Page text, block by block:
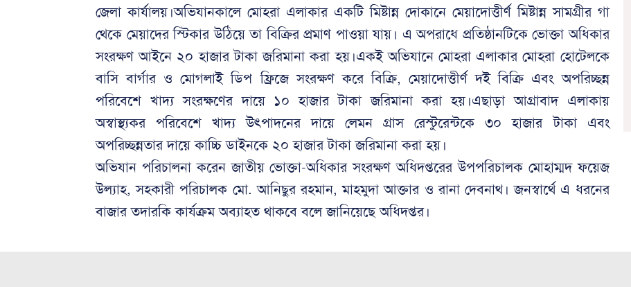
জেলা কার্যালয়।অভিযানকালে মোহরা এলাকার একটি মিষ্টান্ন দোকানে মেয়াদোত্তীর্ণ মিষ্টান্ন সামগ্রীর গা
থেকে মেয়াদের স্টিকার উঠিয়ে তা বিক্রির প্রমাণ পাওয়া যায়। এ অপরাধে প্রতিষ্ঠানটিকে ভোক্তা অধিকার
সংরক্ষণ আইনে ২০ হাজার টাকা জরিমানা করা হয়।একই অভিযানে মোহরা এলাকার মোহরা হোটেলকে
বাসি বার্গার ও মোগলাই ডিপ ফ্রিজে সংরক্ষণ করে বিক্রি, মেয়াদোত্তীর্ণ দই বিক্রি এবং অপরিচ্ছন্ন
পরিবেশে খাদ্য সংরক্ষণের দায়ে ১০ হাজার টাকা জরিমানা করা হয়।এছাড়া আগ্রাবাদ এলাকায়
অস্বাস্থ্যকর পরিবেশে খাদ্য উৎপাদনের দায়ে লেমন গ্রাস রেস্টুরেন্টকে ৩০ হাজার টাকা এবং
অপরিচ্ছন্নতার দায়ে কাচ্চি ডাইনকে ২০ হাজার টাকা জরিমানা করা হয়।
অভিযান পরিচালনা করেন জাতীয় ভোক্তা-অধিকার সংরক্ষণ অধিদপ্তরের উপপরিচালক মোহাম্মদ ফয়েজ
উল্যাহ, সহকারী পরিচালক মো. আনিছুর রহমান, মাহমুদা আক্তার ও রানা দেবনাথ। জনস্বার্থে এ ধরনের
বাজার তদারকি কার্যক্রম অব্যাহত থাকবে বলে জানিয়েছে অধিদপ্তর।